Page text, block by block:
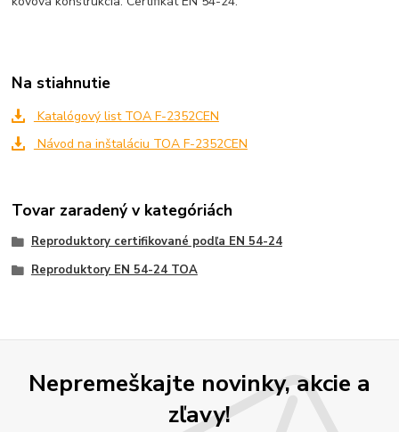
Na stiahnutie
Katalógový list TOA F-2352CEN
Návod na inštaláciu TOA F-2352CEN
Tovar zaradený v kategóriách
Reproduktory certifikované podľa EN 54-24
Reproduktory EN 54-24 TOA
Nepremeškajte novinky, akcie a
zľavy!